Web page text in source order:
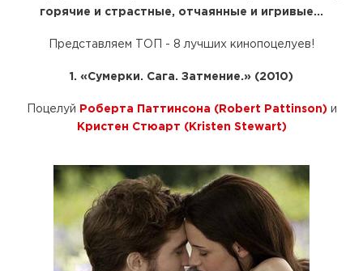
горячие и страстные, отчаянные и игривые...
Представляем ТОП - 8 лучших кинопоцелуев!
1. «Сумерки. Сага. Затмение.» (2010)
Поцелуй Роберта Паттинсона (Robert Pattinson) и
Кристен Стюарт (Kristen Stewart)